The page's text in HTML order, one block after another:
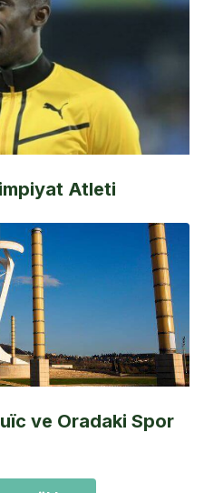
Atleti
ve Oradaki Spor